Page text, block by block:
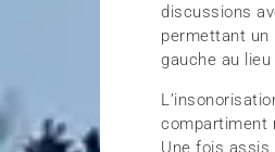
discussions
permettant un
gauche au
compartiment
Une fois assis